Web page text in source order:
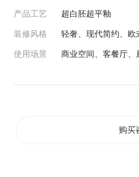
产品工艺 超白胚超平釉
装修风格 轻奢、现代简约、
使用场景 商业空间、客餐厅
购买